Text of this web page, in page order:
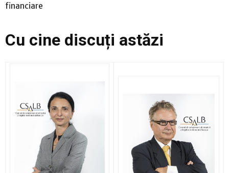
financiare
Cu cine discuți astăzi